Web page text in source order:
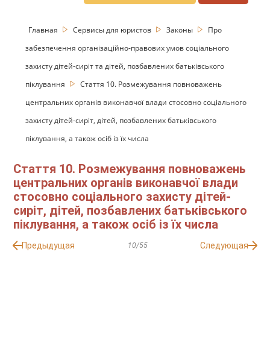
Главная Сервисы для юристов Законы
Про
забезпечення організаційно-правових умов соціального
захисту дітей-сиріт та дітей, позбавлених батьківського
піклування
Стаття 10. Розмежування повноважень
центральних органів виконавчої влади стосовно соціального
захисту дітей-сиріт, дітей, позбавлених батьківського
піклування, а також осіб із їх числа
Стаття 10. Розмежування повноважень
центральних органів виконавчої влади
стосовно соціального захисту дітей-
сиріт, дітей, позбавлених батьківського
піклування, а також осіб із їх числа
Предыдущая 10/55 Следующая